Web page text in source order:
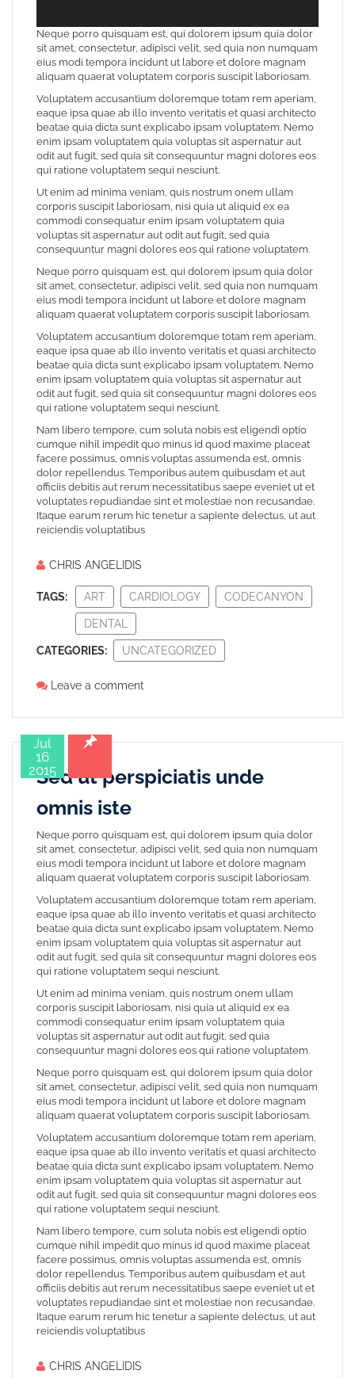
Neque porro quisquam est, qui dolorem ipsum quia dolor
sit amet, consectetur, adipisci velit, sed quia non numquam
eius modi tempora incidunt ut labore et dolore magnam
aliquam quaerat voluptatem corporis suscipit laboriosam.
Voluptatem accusantium doloremque totam rem aperiam,
eaque ipsa quae ab illo invento veritatis et quasi architecto
beatae quia dicta sunt explicabo ipsam voluptatem. Nemo
enim ipsam voluptatem quia voluptas sit aspernatur aut
odit aut fugit, sed quia sit consequuntur magni dolores eos
qui ratione voluptatem sequi nesciunt.
Ut enim ad minima veniam, quis nostrum onem ullam
corporis suscipit laboriosam, nisi quia ut aliquid ex ea
commodi consequatur enim ipsam voluptatem quia
voluptas sit aspernatur aut odit aut fugit, sed quia
consequuntur magni dolores eos qui ratione voluptatem.
Neque porro quisquam est, qui dolorem ipsum quia dolor
sit amet, consectetur, adipisci velit, sed quia non numquam
eius modi tempora incidunt ut labore et dolore magnam
aliquam quaerat voluptatem corporis suscipit laboriosam.
Voluptatem accusantium doloremque totam rem aperiam,
eaque ipsa quae ab illo invento veritatis et quasi architecto
beatae quia dicta sunt explicabo ipsam voluptatem. Nemo
enim ipsam voluptatem quia voluptas sit aspernatur aut
odit aut fugit, sed quia sit consequuntur magni dolores eos
qui ratione voluptatem sequi nesciunt.
Nam libero tempore, cum soluta nobis est eligendi optio
cumque nihil impedit quo minus id quod maxime placeat
facere possimus, omnis voluptas assumenda est, omnis
dolor repellendus. Temporibus autem quibusdam et aut
officiis debitis aut rerum necessitatibus saepe eveniet ut et
voluptates repudiandae sint et molestiae non recusandae.
Itaque earum rerum hic tenetur a sapiente delectus, ut aut
reiciendis voluptatibus
CHRIS ANGELIDIS
TAGS: ART CARDIOLOGY CODECANYON
DENTAL
CATEGORIES: UNCATEGORIZED
Leave a comment
Jul
16
2015
Sed ut perspiciatis unde
omnis iste
Neque porro quisquam est, qui dolorem ipsum quia dolor
sit amet, consectetur, adipisci velit, sed quia non numquam
eius modi tempora incidunt ut labore et dolore magnam
aliquam quaerat voluptatem corporis suscipit laboriosam.
Voluptatem accusantium doloremque totam rem aperiam,
eaque ipsa quae ab illo invento veritatis et quasi architecto
beatae quia dicta sunt explicabo ipsam voluptatem. Nemo
enim ipsam voluptatem quia voluptas sit aspernatur aut
odit aut fugit, sed quia sit consequuntur magni dolores eos
qui ratione voluptatem sequi nesciunt.
Ut enim ad minima veniam, quis nostrum onem ullam
corporis suscipit laboriosam, nisi quia ut aliquid ex ea
commodi consequatur enim ipsam voluptatem quia
voluptas sit aspernatur aut odit aut fugit, sed quia
consequuntur magni dolores eos qui ratione voluptatem.
Neque porro quisquam est, qui dolorem ipsum quia dolor
sit amet, consectetur, adipisci velit, sed quia non numquam
eius modi tempora incidunt ut labore et dolore magnam
aliquam quaerat voluptatem corporis suscipit laboriosam.
Voluptatem accusantium doloremque totam rem aperiam,
eaque ipsa quae ab illo invento veritatis et quasi architecto
beatae quia dicta sunt explicabo ipsam voluptatem. Nemo
enim ipsam voluptatem quia voluptas sit aspernatur aut
odit aut fugit, sed quia sit consequuntur magni dolores eos
qui ratione voluptatem sequi nesciunt.
Nam libero tempore, cum soluta nobis est eligendi optio
cumque nihil impedit quo minus id quod maxime placeat
facere possimus, omnis voluptas assumenda est, omnis
dolor repellendus. Temporibus autem quibusdam et aut
officiis debitis aut rerum necessitatibus saepe eveniet ut et
voluptates repudiandae sint et molestiae non recusandae.
Itaque earum rerum hic tenetur a sapiente delectus, ut aut
reiciendis voluptatibus
CHRIS ANGELIDIS